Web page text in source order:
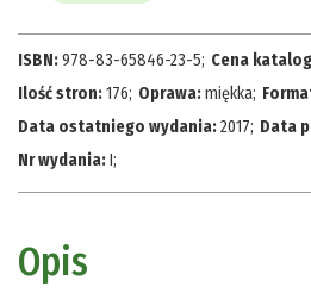
ISBN:978-83-65846-23-5; Cena
Ilość stron:176; Oprawa:miękka;
Data ostatniego wydania:2017; Data
Nr wydania:I;
Opis